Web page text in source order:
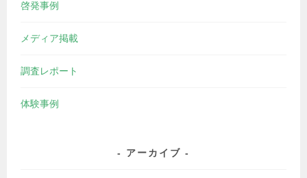
啓発事例
メディア掲載
調査レポート
体験事例
アーカイブ